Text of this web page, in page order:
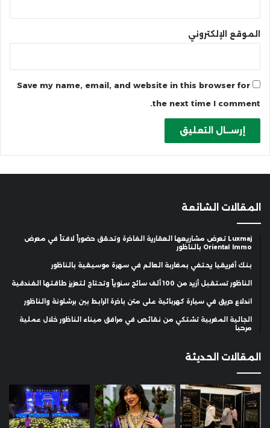
الموقع الإلكتروني
Save my name, email, and website in this browser for
the next time I comment.
المقالات الشائعة
Luxmaj تعرض مشاريعها العقارية الفاخرة وتحقق حضوراً لافتاً في معرض
Oriental Immo بالناظور
بنك أفريقيا يحتفي بمغاربة العالم في سهرة موسيقية بالناظور
الناظور تستقبل أزيد من 100 ألف سائح سنوياً وتحتاج لتعزيز طاقتها الفندقية
اندلاع حريق في سيارة كهربائية على متن باخرة الرابط بين برشلونة والناظور
الجالية المغربية تشتكي من نقائص في مرافق ميناء الناظور خلال عملية
مرحبا
المقالات الحديثة